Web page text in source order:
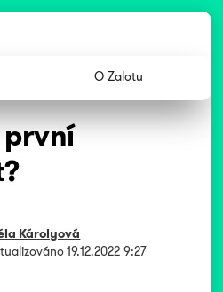
O Zalotu
Károlyová
19.12.2022 9:27